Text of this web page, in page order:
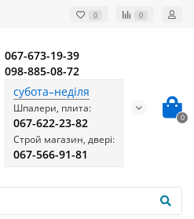
0 0
067-673-19-39
098-885-08-72
субота–неділя
Шпалери, плита:
067-622-23-82
Строй магазин, двері:
067-566-91-81
0